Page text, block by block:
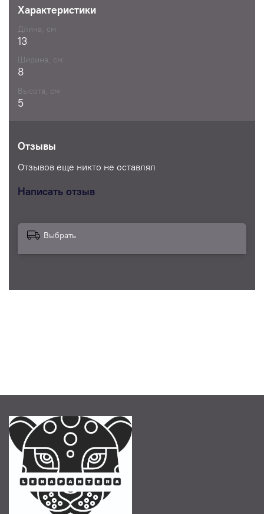
Характеристики
Длина, см
13
Ширина, см
8
Высота, см
5
Отзывы
Отзывов еще никто не оставлял
Написать отзыв
Выбрать